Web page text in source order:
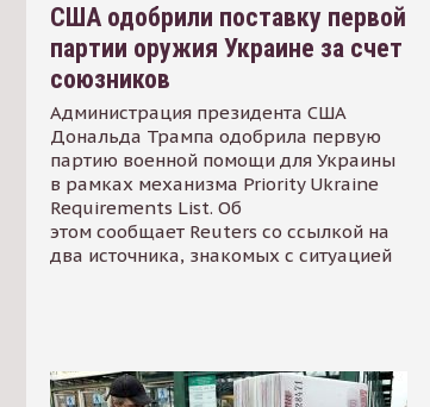
США одобрили поставку первой
партии оружия Украине за счет
союзников
Администрация президента США
Дональда Трампа одобрила первую
партию военной помощи для Украины
в рамках механизма Priority Ukraine
Requirements List. Об
этом сообщает Reuters со ссылкой на
два источника, знакомых с ситуацией